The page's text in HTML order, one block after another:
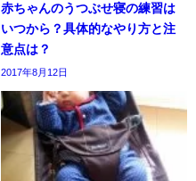
赤ちゃんのうつぶせ寝の練習は
いつから？具体的なやり方と注
意点は？
2017年8月12日